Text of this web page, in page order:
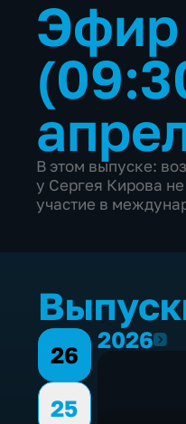
Эфир
В этом выпуске:
у Сергея Кирова
участие в
26
25
20262026